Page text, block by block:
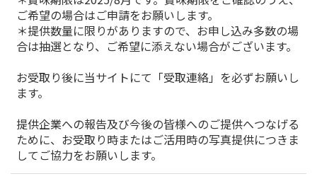
ご希望の場合はご申請をお願いします。
＊提供数量に限りがありますので、お申し込み多数の場
合は抽選となり、ご希望に添えない場合がございます。
お受取り後に当サイトにて「受取連絡」を必ずお願いし
ます。
提供企業への報告及び今後の皆様へのご提供へつなげる
ために、お受取り時またはご活用時の写真提供につきま
してご協力をお願いします。